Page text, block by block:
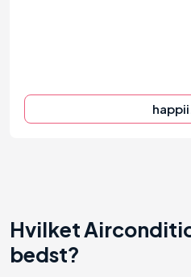
8. fordele ved at have en
4. Beskytter dine møbler
Hvilket
bedst?